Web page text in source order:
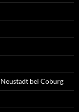
bei Coburg